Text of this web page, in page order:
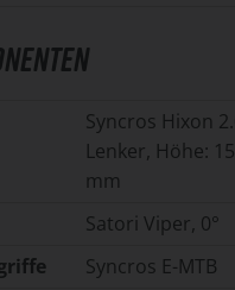
Syncros Hixon
Lenker, Höhe:
mm
Satori Viper, 0°
Syncros E-MTB